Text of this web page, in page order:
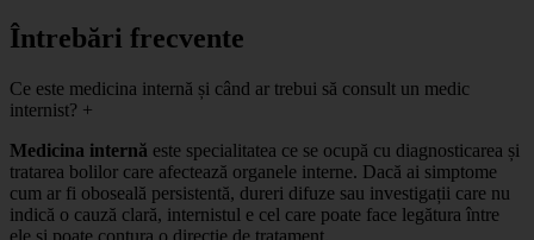
Întrebări frecvente
Ce este medicina internă și când ar trebui să consult un medic
internist? +
Medicina internă este specialitatea ce se ocupă cu diagnosticarea și
tratarea bolilor care afectează organele interne. Dacă ai simptome
cum ar fi oboseală persistentă, dureri difuze sau investigații care nu
indică o cauză clară, internistul e cel care poate face legătura între